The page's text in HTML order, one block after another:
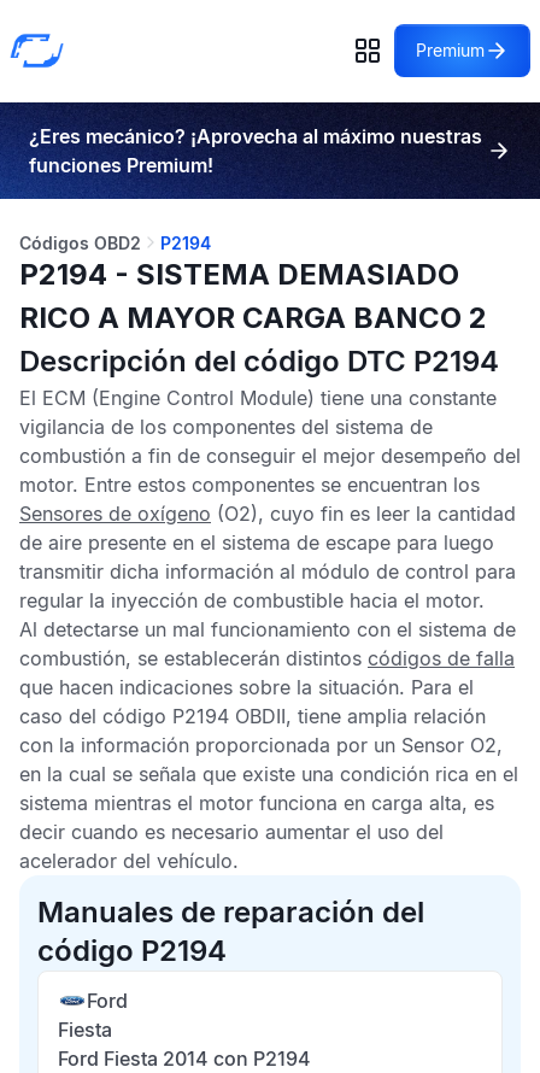
Premium
¿Eres mecánico? ¡Aprovecha al máximo nuestras
funciones Premium!
Códigos OBD2 P2194
P2194 - SISTEMA DEMASIADO
RICO A MAYOR CARGA BANCO 2
Descripción del código DTC P2194
El ECM (Engine Control Module) tiene una constante
vigilancia de los componentes del sistema de
combustión a fin de conseguir el mejor desempeño del
motor. Entre estos componentes se encuentran los
Sensores de oxígeno (O2), cuyo fin es leer la cantidad
de aire presente en el sistema de escape para luego
transmitir dicha información al módulo de control para
regular la inyección de combustible hacia el motor.
Al detectarse un mal funcionamiento con el sistema de
combustión, se establecerán distintos códigos de falla
que hacen indicaciones sobre la situación. Para el
caso del código P2194 OBDII, tiene amplia relación
con la información proporcionada por un Sensor O2,
en la cual se señala que existe una condición rica en el
sistema mientras el motor funciona en carga alta, es
decir cuando es necesario aumentar el uso del
acelerador del vehículo.
Manuales de reparación del
código P2194
Ford
Fiesta
Ford Fiesta 2014 con P2194